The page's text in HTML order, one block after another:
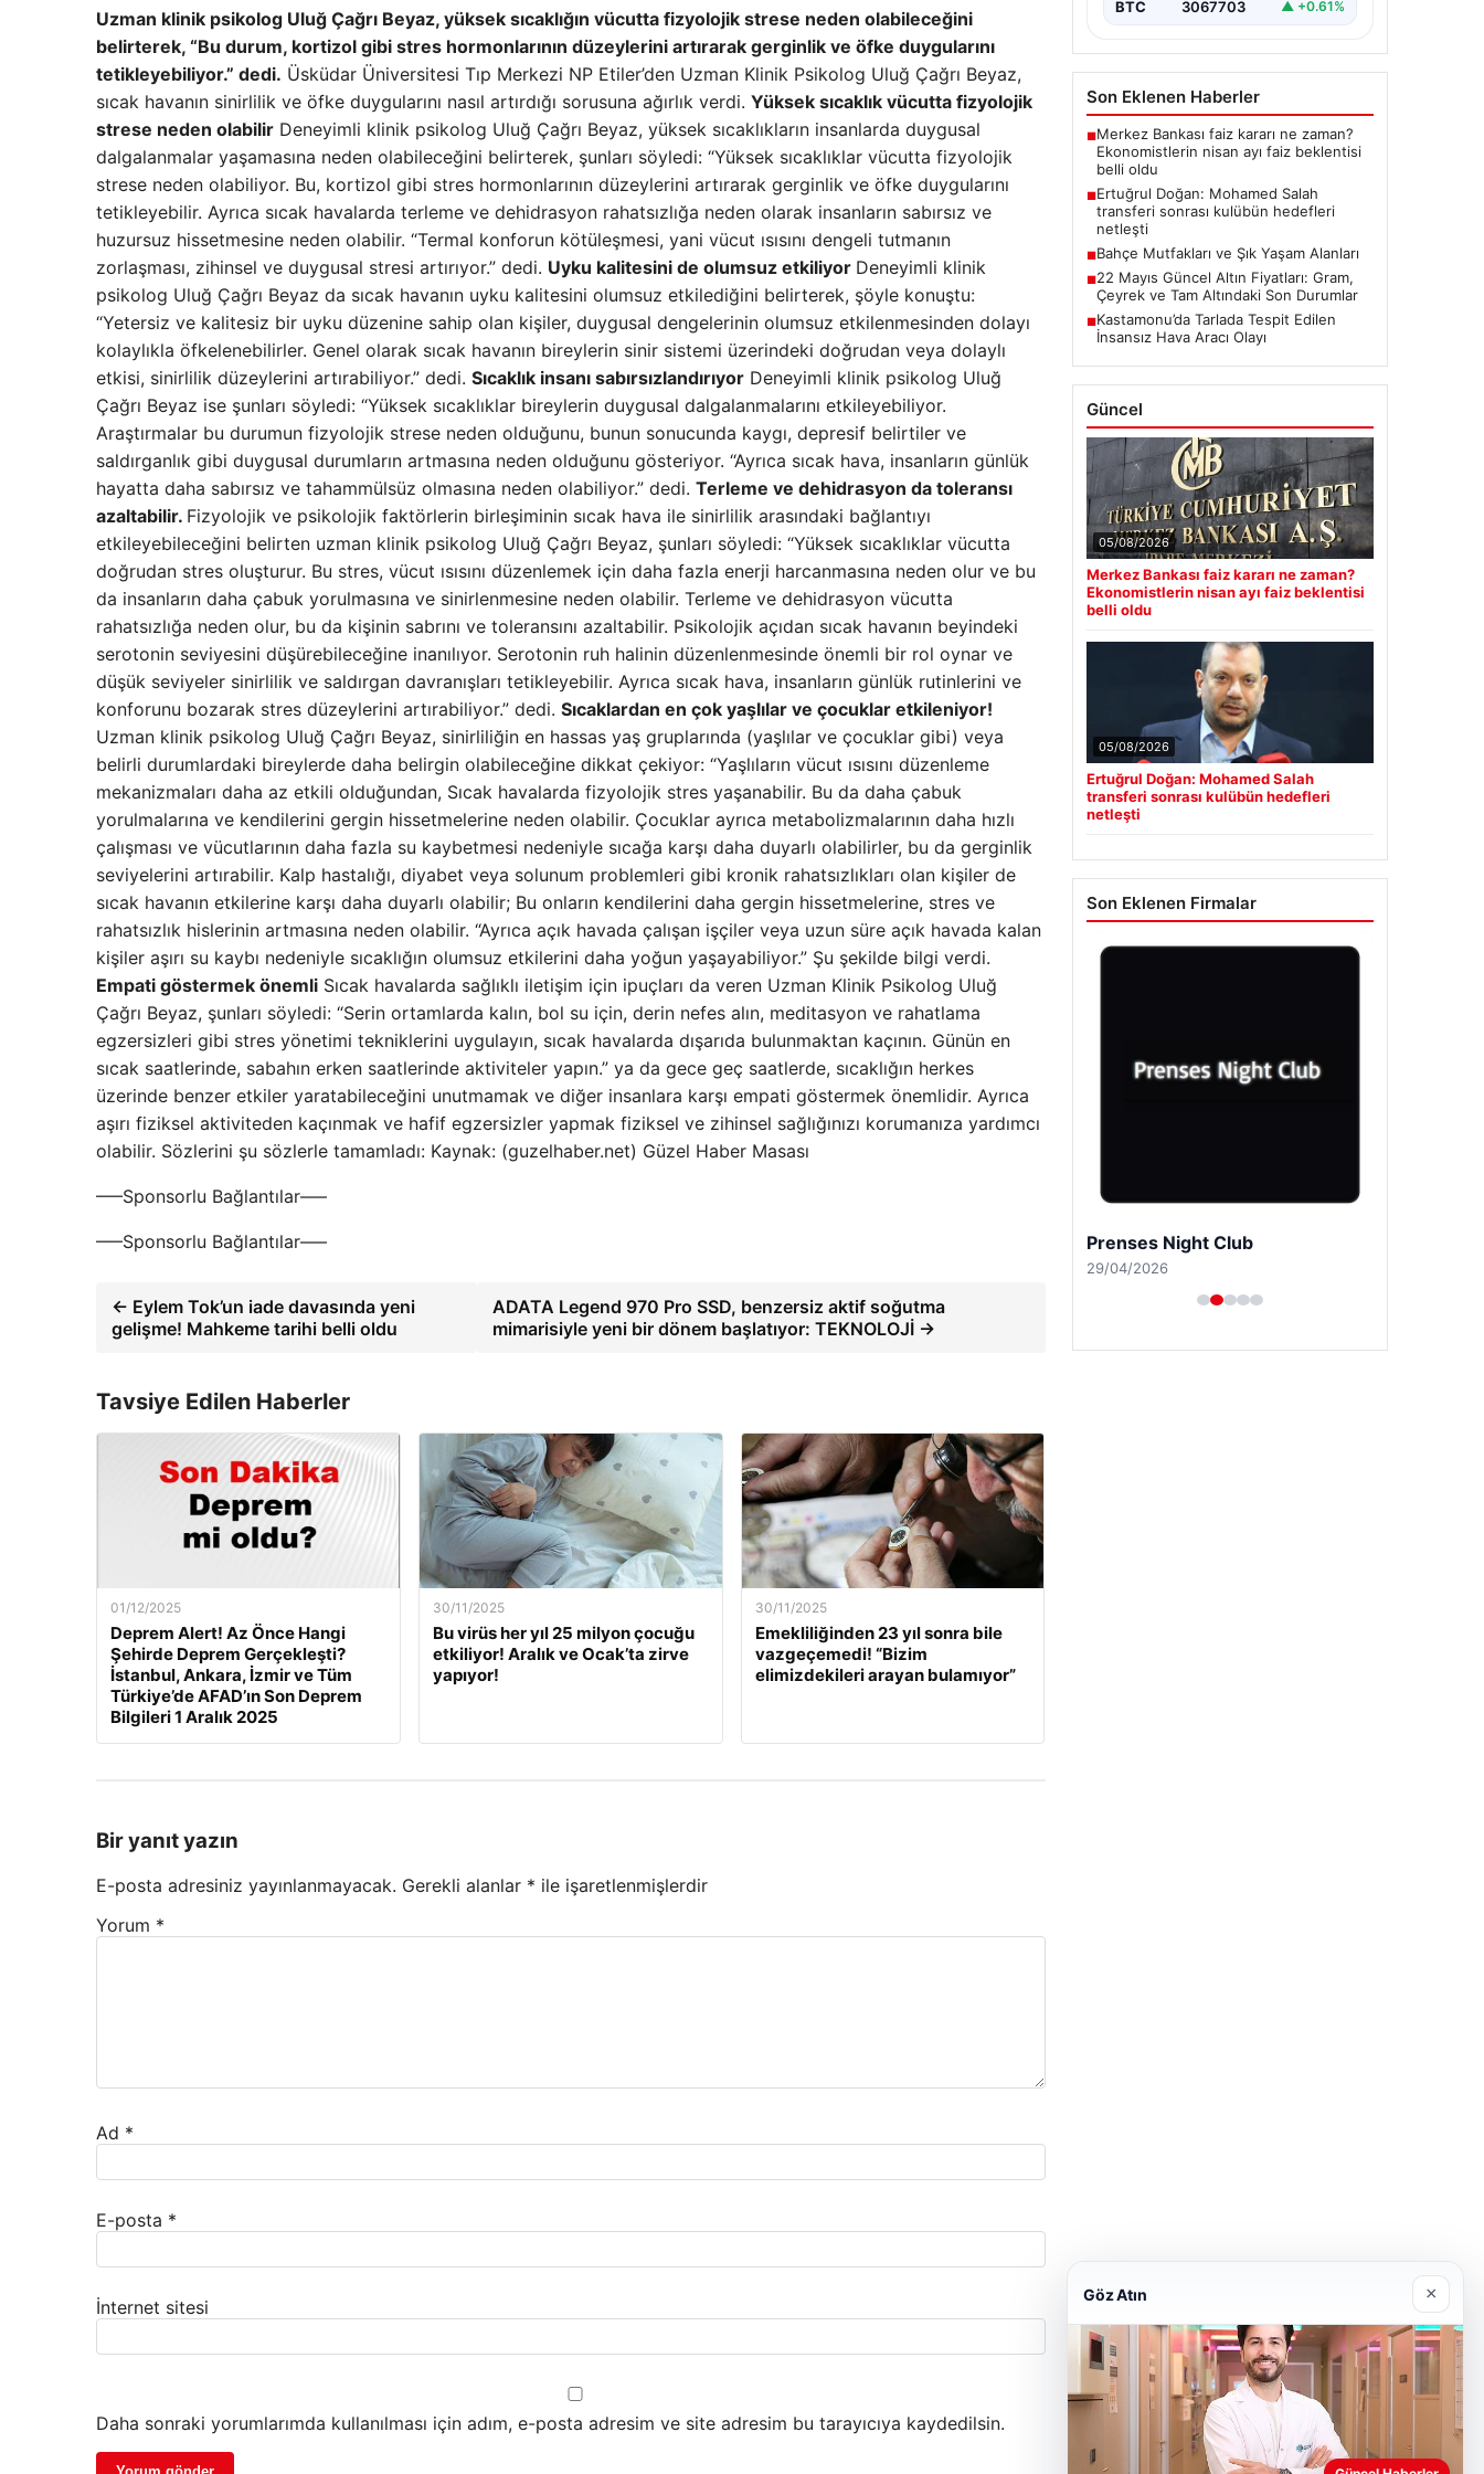
Uzman klinik psikolog Uluğ Çağrı Beyaz, yüksek sıcaklığın vücutta fizyolojik strese neden olabileceğini
belirterek, “Bu durum, kortizol gibi stres hormonlarının düzeylerini artırarak gerginlik ve öfke duygularını
tetikleyebiliyor.” dedi. Üsküdar Üniversitesi Tıp Merkezi NP Etiler’den Uzman Klinik Psikolog Uluğ Çağrı Beyaz,
sıcak havanın sinirlilik ve öfke duygularını nasıl artırdığı sorusuna ağırlık verdi. Yüksek sıcaklık vücutta fizyolojik
strese neden olabilir Deneyimli klinik psikolog Uluğ Çağrı Beyaz, yüksek sıcaklıkların insanlarda duygusal
dalgalanmalar yaşamasına neden olabileceğini belirterek, şunları söyledi: “Yüksek sıcaklıklar vücutta fizyolojik
strese neden olabiliyor. Bu, kortizol gibi stres hormonlarının düzeylerini artırarak gerginlik ve öfke duygularını
tetikleyebilir. Ayrıca sıcak havalarda terleme ve dehidrasyon rahatsızlığa neden olarak insanların sabırsız ve
huzursuz hissetmesine neden olabilir. “Termal konforun kötüleşmesi, yani vücut ısısını dengeli tutmanın
zorlaşması, zihinsel ve duygusal stresi artırıyor.” dedi. Uyku kalitesini de olumsuz etkiliyor Deneyimli klinik
psikolog Uluğ Çağrı Beyaz da sıcak havanın uyku kalitesini olumsuz etkilediğini belirterek, şöyle konuştu:
“Yetersiz ve kalitesiz bir uyku düzenine sahip olan kişiler, duygusal dengelerinin olumsuz etkilenmesinden dolayı
kolaylıkla öfkelenebilirler. Genel olarak sıcak havanın bireylerin sinir sistemi üzerindeki doğrudan veya dolaylı
etkisi, sinirlilik düzeylerini artırabiliyor.” dedi. Sıcaklık insanı sabırsızlandırıyor Deneyimli klinik psikolog Uluğ
Çağrı Beyaz ise şunları söyledi: “Yüksek sıcaklıklar bireylerin duygusal dalgalanmalarını etkileyebiliyor.
Araştırmalar bu durumun fizyolojik strese neden olduğunu, bunun sonucunda kaygı, depresif belirtiler ve
saldırganlık gibi duygusal durumların artmasına neden olduğunu gösteriyor. “Ayrıca sıcak hava, insanların günlük
hayatta daha sabırsız ve tahammülsüz olmasına neden olabiliyor.” dedi. Terleme ve dehidrasyon da toleransı
azaltabilir. Fizyolojik ve psikolojik faktörlerin birleşiminin sıcak hava ile sinirlilik arasındaki bağlantıyı
etkileyebileceğini belirten uzman klinik psikolog Uluğ Çağrı Beyaz, şunları söyledi: “Yüksek sıcaklıklar vücutta
doğrudan stres oluşturur. Bu stres, vücut ısısını düzenlemek için daha fazla enerji harcanmasına neden olur ve bu
da insanların daha çabuk yorulmasına ve sinirlenmesine neden olabilir. Terleme ve dehidrasyon vücutta
rahatsızlığa neden olur, bu da kişinin sabrını ve toleransını azaltabilir. Psikolojik açıdan sıcak havanın beyindeki
serotonin seviyesini düşürebileceğine inanılıyor. Serotonin ruh halinin düzenlenmesinde önemli bir rol oynar ve
düşük seviyeler sinirlilik ve saldırgan davranışları tetikleyebilir. Ayrıca sıcak hava, insanların günlük rutinlerini ve
konforunu bozarak stres düzeylerini artırabiliyor.” dedi. Sıcaklardan en çok yaşlılar ve çocuklar etkileniyor!
Uzman klinik psikolog Uluğ Çağrı Beyaz, sinirliliğin en hassas yaş gruplarında (yaşlılar ve çocuklar gibi) veya
belirli durumlardaki bireylerde daha belirgin olabileceğine dikkat çekiyor: “Yaşlıların vücut ısısını düzenleme
mekanizmaları daha az etkili olduğundan, Sıcak havalarda fizyolojik stres yaşanabilir. Bu da daha çabuk
yorulmalarına ve kendilerini gergin hissetmelerine neden olabilir. Çocuklar ayrıca metabolizmalarının daha hızlı
çalışması ve vücutlarının daha fazla su kaybetmesi nedeniyle sıcağa karşı daha duyarlı olabilirler, bu da gerginlik
seviyelerini artırabilir. Kalp hastalığı, diyabet veya solunum problemleri gibi kronik rahatsızlıkları olan kişiler de
sıcak havanın etkilerine karşı daha duyarlı olabilir; Bu onların kendilerini daha gergin hissetmelerine, stres ve
rahatsızlık hislerinin artmasına neden olabilir. “Ayrıca açık havada çalışan işçiler veya uzun süre açık havada kalan
kişiler aşırı su kaybı nedeniyle sıcaklığın olumsuz etkilerini daha yoğun yaşayabiliyor.” Şu şekilde bilgi verdi.
Empati göstermek önemli Sıcak havalarda sağlıklı iletişim için ipuçları da veren Uzman Klinik Psikolog Uluğ
Çağrı Beyaz, şunları söyledi: “Serin ortamlarda kalın, bol su için, derin nefes alın, meditasyon ve rahatlama
egzersizleri gibi stres yönetimi tekniklerini uygulayın, sıcak havalarda dışarıda bulunmaktan kaçının. Günün en
sıcak saatlerinde, sabahın erken saatlerinde aktiviteler yapın.” ya da gece geç saatlerde, sıcaklığın herkes
üzerinde benzer etkiler yaratabileceğini unutmamak ve diğer insanlara karşı empati göstermek önemlidir. Ayrıca
aşırı fiziksel aktiviteden kaçınmak ve hafif egzersizler yapmak fiziksel ve zihinsel sağlığınızı korumanıza yardımcı
olabilir. Sözlerini şu sözlerle tamamladı: Kaynak: (guzelhaber.net) Güzel Haber Masası
—–Sponsorlu Bağlantılar—–
—–Sponsorlu Bağlantılar—–
← Eylem Tok’un iade davasında yeni
gelişme! Mahkeme tarihi belli oldu
ADATA Legend 970 Pro SSD, benzersiz aktif soğutma
mimarisiyle yeni bir dönem başlatıyor: TEKNOLOJİ →
Tavsiye Edilen Haberler
01/12/2025
Deprem Alert! Az Önce Hangi
Şehirde Deprem Gerçekleşti?
İstanbul, Ankara, İzmir ve Tüm
Türkiye’de AFAD’ın Son Deprem
Bilgileri 1 Aralık 2025
30/11/2025
Bu virüs her yıl 25 milyon çocuğu
etkiliyor! Aralık ve Ocak’ta zirve
yapıyor!
30/11/2025
Emekliliğinden 23 yıl sonra bile
vazgeçemedi! “Bizim
elimizdekileri arayan bulamıyor”
Bir yanıt yazın
E-posta adresiniz yayınlanmayacak. Gerekli alanlar * ile işaretlenmişlerdir
Yorum *
Ad *
E-posta *
İnternet sitesi
Daha sonraki yorumlarımda kullanılması için adım, e-posta adresim ve site adresim bu tarayıcıya kaydedilsin.
BTC 3067703 ▲ +0.61%
Son Eklenen Haberler
■Merkez Bankası faiz kararı ne zaman?
Ekonomistlerin nisan ayı faiz beklentisi
belli oldu
■Ertuğrul Doğan: Mohamed Salah
transferi sonrası kulübün hedefleri
netleşti
■Bahçe Mutfakları ve Şık Yaşam Alanları
■22 Mayıs Güncel Altın Fiyatları: Gram,
Çeyrek ve Tam Altındaki Son Durumlar
■Kastamonu’da Tarlada Tespit Edilen
İnsansız Hava Aracı Olayı
Güncel
05/08/2026
Merkez Bankası faiz kararı ne zaman?
Ekonomistlerin nisan ayı faiz beklentisi
belli oldu
05/08/2026
Ertuğrul Doğan: Mohamed Salah
transferi sonrası kulübün hedefleri
netleşti
Son Eklenen Firmalar
Prenses Night Club
29/04/2026
Göz Atın ×